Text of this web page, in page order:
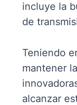
incluye la
de
Teniendo
mantener
alcanzar